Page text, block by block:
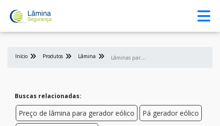
Início Produtos Lâmina L
âminas para núcleo de transformador
Buscas relacionadas:
Preço de lâmina para gerador eólico
Pá gerador eólico